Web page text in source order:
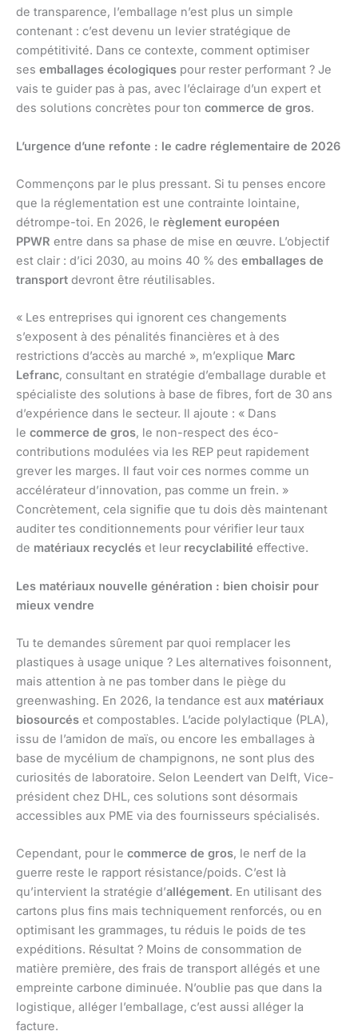
de transparence, l’emballage n’est plus un simple
contenant : c’est devenu un levier stratégique de
compétitivité. Dans ce contexte, comment optimiser
ses emballages écologiques pour rester performant ? Je
vais te guider pas à pas, avec l’éclairage d’un expert et
des solutions concrètes pour ton commerce de gros.
L’urgence d’une refonte : le cadre réglementaire de 2026
Commençons par le plus pressant. Si tu penses encore
que la réglementation est une contrainte lointaine,
détrompe-toi. En 2026, le règlement européen
PPWR entre dans sa phase de mise en œuvre. L’objectif
est clair : d’ici 2030, au moins 40 % des emballages de
transport devront être réutilisables.
« Les entreprises qui ignorent ces changements
s’exposent à des pénalités financières et à des
restrictions d’accès au marché », m’explique Marc
Lefranc, consultant en stratégie d’emballage durable et
spécialiste des solutions à base de fibres, fort de 30 ans
d’expérience dans le secteur. Il ajoute : « Dans
le commerce de gros, le non-respect des éco-
contributions modulées via les REP peut rapidement
grever les marges. Il faut voir ces normes comme un
accélérateur d’innovation, pas comme un frein. »
Concrètement, cela signifie que tu dois dès maintenant
auditer tes conditionnements pour vérifier leur taux
de matériaux recyclés et leur recyclabilité effective.
Les matériaux nouvelle génération : bien choisir pour
mieux vendre
Tu te demandes sûrement par quoi remplacer les
plastiques à usage unique ? Les alternatives foisonnent,
mais attention à ne pas tomber dans le piège du
greenwashing. En 2026, la tendance est aux matériaux
biosourcés et compostables. L’acide polylactique (PLA),
issu de l’amidon de maïs, ou encore les emballages à
base de mycélium de champignons, ne sont plus des
curiosités de laboratoire. Selon Leendert van Delft, Vice-
président chez DHL, ces solutions sont désormais
accessibles aux PME via des fournisseurs spécialisés.
Cependant, pour le commerce de gros, le nerf de la
guerre reste le rapport résistance/poids. C’est là
qu’intervient la stratégie d’allégement. En utilisant des
cartons plus fins mais techniquement renforcés, ou en
optimisant les grammages, tu réduis le poids de tes
expéditions. Résultat ? Moins de consommation de
matière première, des frais de transport allégés et une
empreinte carbone diminuée. N’oublie pas que dans la
logistique, alléger l’emballage, c’est aussi alléger la
facture.